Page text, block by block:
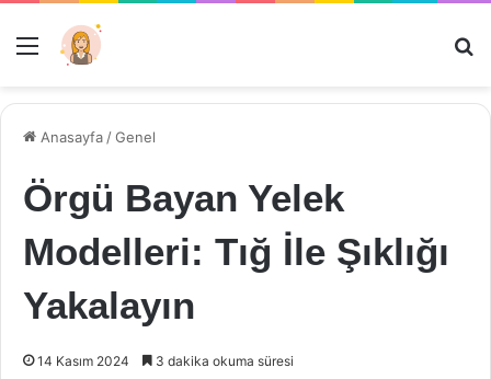
Menü
Anasayfa /Genel
Örgü Bayan Yelek
Modelleri: Tığ İle Şıklığı
Yakalayın
14 Kasım 2024 3 dakika okuma süresi